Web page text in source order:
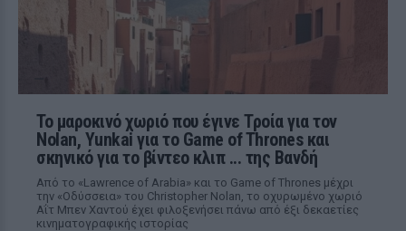
Το μαροκινό χωριό που έγινε Τροία για τον
Nolan, Yunkai για το Game of Thrones και
σκηνικό για το βίντεο κλιπ ... της Βανδή
Από το «Lawrence of Arabia» και το Game of Thrones μέχρι
την «Οδύσσεια» του Christopher Nolan, το οχυρωμένο χωριό
Αΐτ Μπεν Χαντού έχει φιλοξενήσει πάνω από έξι δεκαετίες
κινηματογραφικής ιστορίας